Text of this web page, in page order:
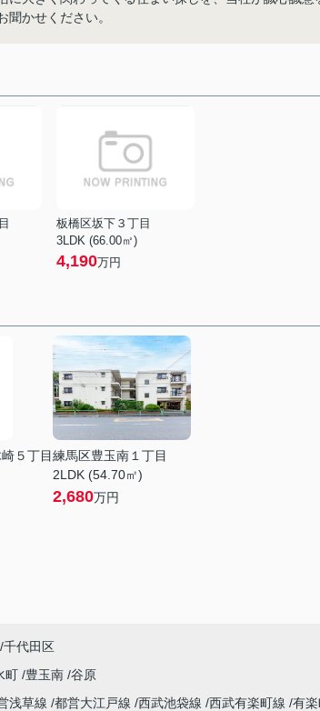
かせください。
板橋区坂下３丁目
3LDK (66.00㎡)
4,190万円
５丁目練馬区豊玉南１丁目
2LDK (54.70㎡)
2,680万円
千代田区
町 豊玉南 谷原
浅草線 都営大江戸線 西武池袋線 西武有楽町線 有